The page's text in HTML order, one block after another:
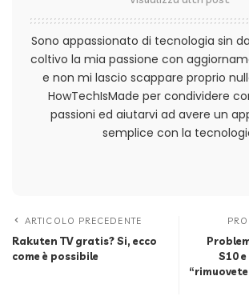
Sono appassionato di tecnologia sin
coltivo la mia passione con
e non mi lascio scappare proprio
HowTechIsMade per condividere
passioni ed aiutarvi ad avere un
semplice con la
ARTICOLO PRECEDENTE
Rakuten TV gratis? Si, ecco
come è possibile
S10